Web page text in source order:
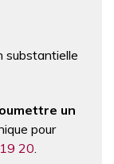
substantielle
un
pour
20